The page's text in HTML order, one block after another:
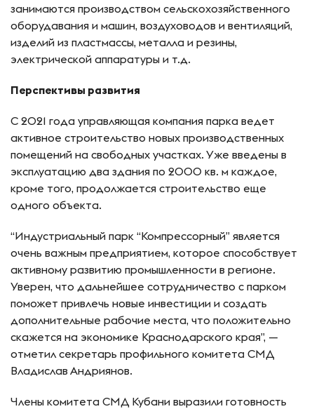
занимаются производством сельскохозяйственного
оборудавания и машин, воздуховодов и вентиляций,
изделий из пластмассы, металла и резины,
электрической аппаратуры и т.д.
Перспективы развития
С 2021 года управляющая компания парка ведет
активное строительство новых производственных
помещений на свободных участках. Уже введены в
эксплуатацию два здания по 2000 кв. м каждое,
кроме того, продолжается строительство еще
одного объекта.
“Индустриальный парк “Компрессорный” является
очень важным предприятием, которое способствует
активному развитию промышленности в регионе.
Уверен, что дальнейшее сотрудничество с парком
поможет привлечь новые инвестиции и создать
дополнительные рабочие места, что положительно
скажется на экономике Краснодарского края”, —
отметил секретарь профильного комитета СМД
Владислав Андриянов.
Члены комитета СМД Кубани выразили готовность